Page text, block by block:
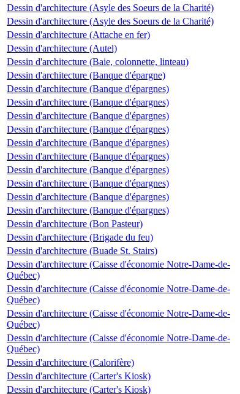
Dessin d'architecture (Asyle des Soeurs de la Charité)
Dessin d'architecture (Asyle des Soeurs de la Charité)
Dessin d'architecture (Attache en fer)
Dessin d'architecture (Autel)
Dessin d'architecture (Baie, colonnette, linteau)
Dessin d'architecture (Banque d'épargne)
Dessin d'architecture (Banque d'épargnes)
Dessin d'architecture (Banque d'épargnes)
Dessin d'architecture (Banque d'épargnes)
Dessin d'architecture (Banque d'épargnes)
Dessin d'architecture (Banque d'épargnes)
Dessin d'architecture (Banque d'épargnes)
Dessin d'architecture (Banque d'épargnes)
Dessin d'architecture (Banque d'épargnes)
Dessin d'architecture (Banque d'épargnes)
Dessin d'architecture (Banque d'épargnes)
Dessin d'architecture (Bon Pasteur)
Dessin d'architecture (Brigade du feu)
Dessin d'architecture (Buade St. Stairs)
Dessin d'architecture (Caisse d'économie Notre-Dame-de-
Québec)
Dessin d'architecture (Caisse d'économie Notre-Dame-de-
Québec)
Dessin d'architecture (Caisse d'économie Notre-Dame-de-
Québec)
Dessin d'architecture (Caisse d'économie Notre-Dame-de-
Québec)
Dessin d'architecture (Calorifère)
Dessin d'architecture (Carter's Kiosk)
Dessin d'architecture (Carter's Kiosk)